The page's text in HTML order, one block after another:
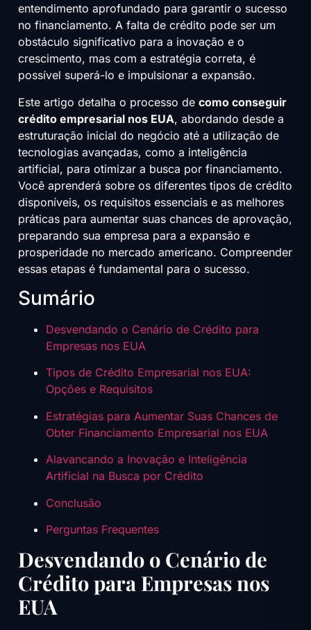
entendimento aprofundado para garantir o sucesso
no financiamento. A falta de crédito pode ser um
obstáculo significativo para a inovação e o
crescimento, mas com a estratégia correta, é
possível superá-lo e impulsionar a expansão.
Este artigo detalha o processo de como conseguir
crédito empresarial nos EUA, abordando desde a
estruturação inicial do negócio até a utilização de
tecnologias avançadas, como a inteligência
artificial, para otimizar a busca por financiamento.
Você aprenderá sobre os diferentes tipos de crédito
disponíveis, os requisitos essenciais e as melhores
práticas para aumentar suas chances de aprovação,
preparando sua empresa para a expansão e
prosperidade no mercado americano. Compreender
essas etapas é fundamental para o sucesso.
Sumário
Desvendando o Cenário de Crédito para
Empresas nos EUA
Tipos de Crédito Empresarial nos EUA:
Opções e Requisitos
Estratégias para Aumentar Suas Chances de
Obter Financiamento Empresarial nos EUA
Alavancando a Inovação e Inteligência
Artificial na Busca por Crédito
Conclusão
Perguntas Frequentes
Desvendando o Cenário de
Crédito para Empresas nos
EUA